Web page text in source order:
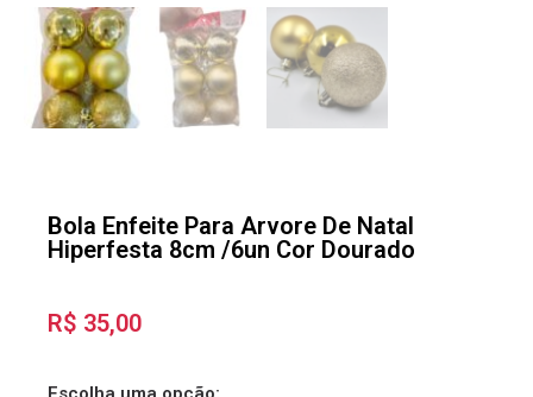
Bola Enfeite Para Arvore De Natal
Hiperfesta 8cm /6un Cor Dourado
R$ 35,00